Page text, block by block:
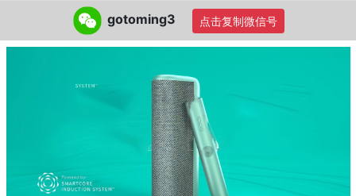
gotoming3 点击复制微信号